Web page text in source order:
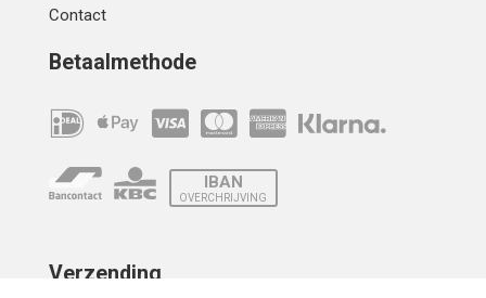
Contact
Betaalmethode
IBAN
OVERCHRIJVING
Verzending